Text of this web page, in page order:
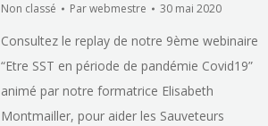
Non classé Parwebmestre 30 mai 2020
Consultez le replay de notre 9ème webinaire
“Etre SST en période de pandémie Covid19”
animé par notre formatrice Elisabeth
Montmailler, pour aider les Sauveteurs